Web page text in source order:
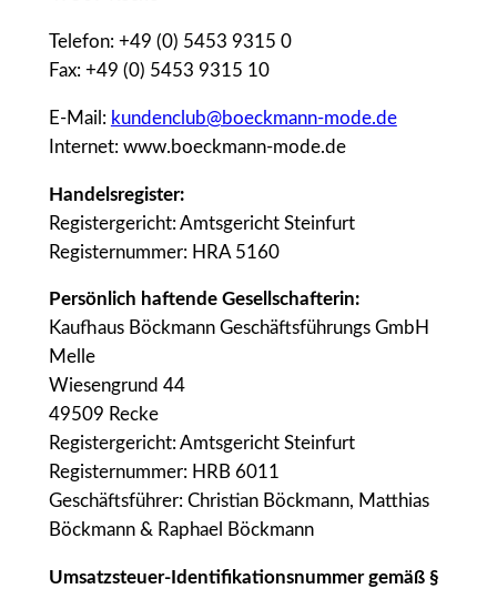
Telefon: +49 (0) 5453 9315 0
Fax: +49 (0) 5453 9315 10
E-Mail: kundenclub@boeckmann-mode.de
Internet: www.boeckmann-mode.de
Handelsregister:
Registergericht: Amtsgericht Steinfurt
Registernummer: HRA 5160
Persönlich haftende Gesellschafterin:
Kaufhaus Böckmann Geschäftsführungs GmbH
Melle
Wiesengrund 44
49509 Recke
Registergericht: Amtsgericht Steinfurt
Registernummer: HRB 6011
Geschäftsführer: Christian Böckmann, Matthias
Böckmann & Raphael Böckmann
Umsatzsteuer-Identifikationsnummer gemäß §